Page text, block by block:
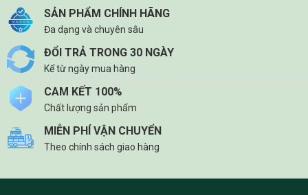
SẢN PHẨM CHÍNH HÃNG
Đa dạng và chuyên sâu
ĐỔI TRẢ TRONG 30 NGÀY
Kể từ ngày mua hàng
CAM KẾT 100%
Chất lượng sản phẩm
MIỄN PHÍ VẬN CHUYỂN
Theo chính sách giao hàng